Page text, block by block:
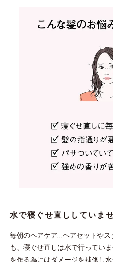
水で寝ぐせ直ししていま
毎朝のヘアケア…ヘアセットや
も、寝ぐせ直しは水で行ってい
を作る為にはダメージを補修し